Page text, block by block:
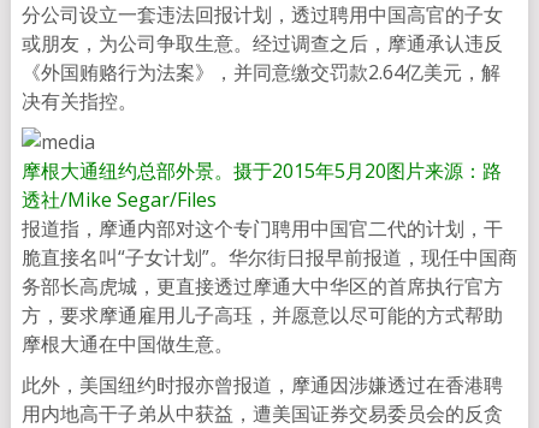
分公司设立一套违法回报计划，透过聘用中国高官的子女
或朋友，为公司争取生意。经过调查之后，摩通承认违反
《外国贿赂行为法案》，并同意缴交罚款2.64亿美元，解
决有关指控。
摩根大通纽约总部外景。摄于2015年5月20图片来源：路
透社/Mike Segar/Files
报道指，摩通内部对这个专门聘用中国官二代的计划，干
脆直接名叫“子女计划”。华尔街日报早前报道，现任中国商
务部长高虎城，更直接透过摩通大中华区的首席执行官方
方，要求摩通雇用儿子高珏，并愿意以尽可能的方式帮助
摩根大通在中国做生意。
此外，美国纽约时报亦曾报道，摩通因涉嫌透过在香港聘
用内地高干子弟从中获益，遭美国证券交易委员会的反贪